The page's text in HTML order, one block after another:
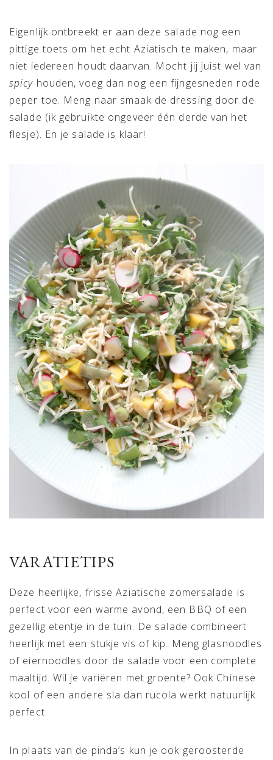
Eigenlijk ontbreekt er aan deze salade nog een
pittige toets om het echt Aziatisch te maken, maar
niet iedereen houdt daarvan. Mocht jij juist wel van
spicy houden, voeg dan nog een fijngesneden rode
peper toe. Meng naar smaak de dressing door de
salade (ik gebruikte ongeveer één derde van het
flesje). En je salade is klaar!
VARATIETIPS
Deze heerlijke, frisse Aziatische zomersalade is
perfect voor een warme avond, een BBQ of een
gezellig etentje in de tuin. De salade combineert
heerlijk met een stukje vis of kip. Meng glasnoodles
of eiernoodles door de salade voor een complete
maaltijd. Wil je variëren met groente? Ook Chinese
kool of een andere sla dan rucola werkt natuurlijk
perfect.
In plaats van de pinda’s kun je ook geroosterde